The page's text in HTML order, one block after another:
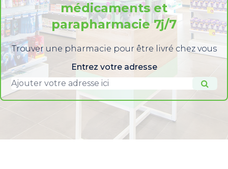
médicaments et
parapharmacie 7j/7
Trouver une pharmacie pour être livré chez vous
Entrez votre adresse